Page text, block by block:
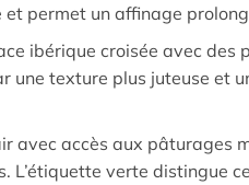
permet un affinage
ibérique croisée avec des
texture plus juteuse et
avec accès aux pâturages
L’étiquette verte distingue